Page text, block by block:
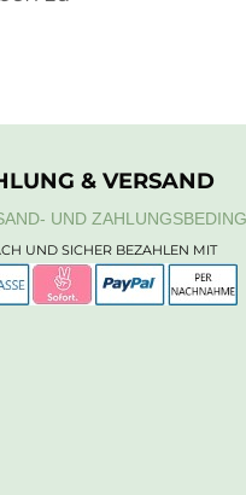
& VERSAND
UND
UND SICHER BEZAHLEN MIT